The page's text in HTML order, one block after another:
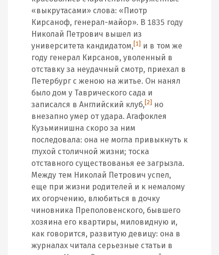
«выкрутасами» слова: «Пиотр
Кирсаноф, генерал-майор». В 1835 году
Николай Петрович вышел из
университета кандидатом, [1]
и в том же
году генерал Кирсанов, уволенный в
отставку за неудачный смотр, приехал в
Петербург с женою на житье. Он нанял
было дом у Таврического сада и
записался в Английский клуб, [2]
но
внезапно умер от удара. Агафоклея
Кузьминишна скоро за ним
последовала: она не могла привыкнуть к
глухой столичной жизни; тоска
отставного существованья ее загрызла.
Между тем Николай Петрович успел,
еще при жизни родителей и к немалому
их огорчению, влюбиться в дочку
чиновника Преполовенского, бывшего
хозяина его квартиры, миловидную и,
как говорится, развитую девицу: она в
журналах читала серьезные статьи в